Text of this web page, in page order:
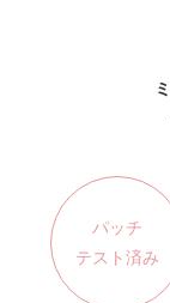
パッチ
テスト済み